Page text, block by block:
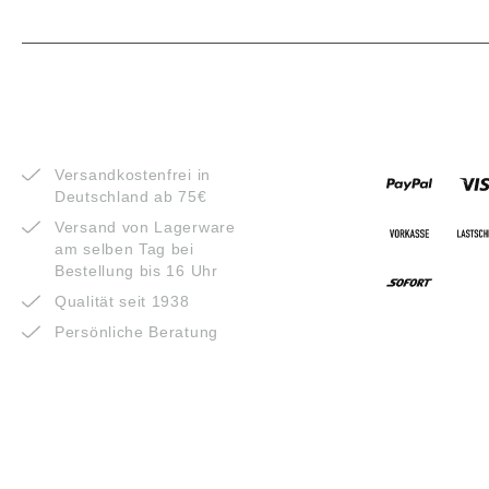
Versandkostenfrei in
Deutschland ab 75€
Versand von Lagerware
am selben Tag bei
Bestellung bis 16 Uhr
Qualität seit 1938
Persönliche Beratung